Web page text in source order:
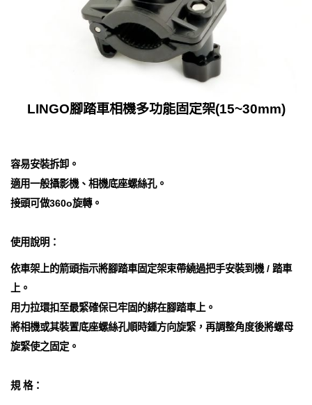
LINGO腳踏車相機多功能固定架(15~30mm)
容易安裝拆卸。
適用一般攝影機、相機底座螺絲孔。
接頭可做360o旋轉。
使用說明：
依車架上的箭頭指示將腳踏車固定架束帶繞過把手安裝到機 / 踏車
上。
用力拉環扣至最緊確保已牢固的綁在腳踏車上。
將相機或其裝置底座螺絲孔順時鍾方向旋緊，再調整角度後將螺母
旋緊使之固定。
規 格：